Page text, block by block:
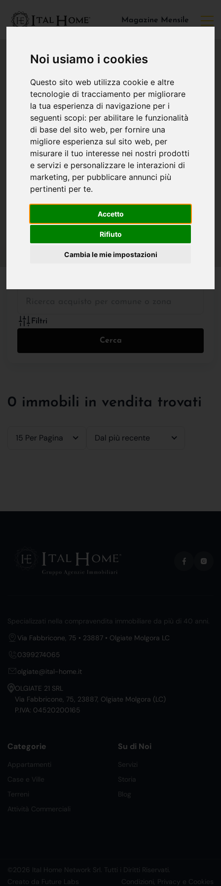
Noi usiamo i cookies
Questo sito web utilizza cookie e altre
tecnologie di tracciamento per migliorare
la tua esperienza di navigazione per i
seguenti scopi: per abilitare le funzionalità
di base del sito web, per fornire una
migliore esperienza sul sito web, per
misurare il tuo interesse nei nostri prodotti
e servizi e personalizzare le interazioni di
marketing, per pubblicare annunci più
pertinenti per te.
Accetto
Rifiuto
Cambia le mie impostazioni
Magazine Mensile
Filtri
Cerca
0 immobili in vendita trovati
15 Per Pagina Dal più recente
Specializzati nella compravendita immobiliare da più di 40 anni.
Via Fabbricone, 75 • 23887 • Olgiate Molgora LC
0399274065
olgiate@ital-home.it
OLGIATE 21 SRL
Via Fabbricone, 75, 23887, Olgiate Molgora (LC)
P.IVA: 04520200165
Categorie
Appartamenti
Case e Ville
Terreni
Attività Commerciali
Su di Noi
Servizi
Storia
Blog
©2026 Ital Home Network Srl. Tutti i Diritti Riservati.
Creato da Future Labs
Condizioni, Privacy e Cookies